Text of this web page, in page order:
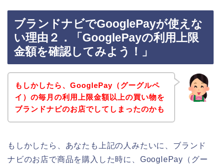
ブランドナビでGooglePayが使えな
い理由２．「GooglePayの利用上限
金額を確認してみよう！」
もしかしたら、GooglePay（グーグルペ
イ）の毎月の利用上限金額以上の買い物を
ブランドナビのお店でしてしまったのかも
もしかしたら、あなたも上記の人みたいに、ブランド
ナビのお店で商品を購入した時に、GooglePay（グー